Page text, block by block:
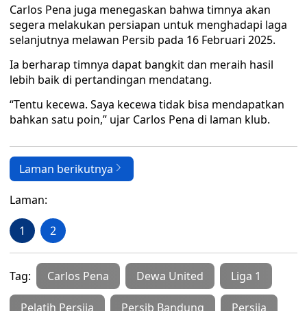
Carlos Pena juga menegaskan bahwa timnya akan
segera melakukan persiapan untuk menghadapi laga
selanjutnya melawan Persib pada 16 Februari 2025.
Ia berharap timnya dapat bangkit dan meraih hasil
lebih baik di pertandingan mendatang.
“Tentu kecewa. Saya kecewa tidak bisa mendapatkan
bahkan satu poin,” ujar Carlos Pena di laman klub.
Laman berikutnya
Laman:
1 2
Tag: Carlos Pena Dewa United Liga 1
Pelatih Persija Persib Bandung Persija